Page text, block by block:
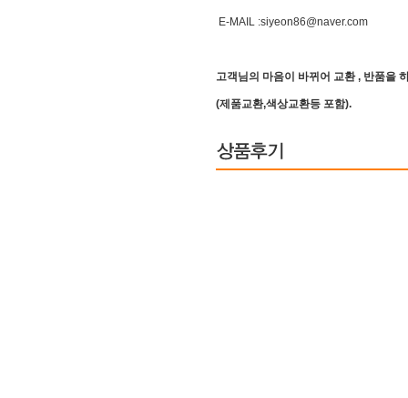
E-MAIL :siyeon86@naver.com
고객님의 마음이 바뀌어 교환 , 반품을
(제품교환,색상교환등 포함).